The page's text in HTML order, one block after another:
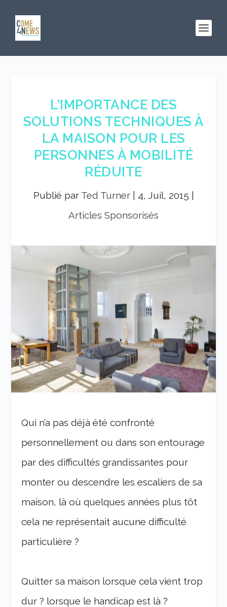
L’IMPORTANCE DES
SOLUTIONS TECHNIQUES À
LA MAISON POUR LES
PERSONNES À MOBILITÉ
RÉDUITE
Publié par Ted Turner| 4, Juil, 2015
Articles Sponsorisés
Qui n’a pas déjà été confronté
personnellement ou dans son entourage
par des difficultés grandissantes pour
monter ou descendre les escaliers de sa
maison, là où quelques années plus tôt
cela ne représentait aucune difficulté
particulière ?
Quitter sa maison lorsque cela vient trop
dur ? lorsque le handicap est là ?